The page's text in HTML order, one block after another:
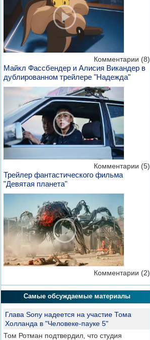
Комментарии (8)
Майкл Фассбендер и Алисия Викандер в
дублированном трейлере "Надежда"
Комментарии (5)
Трейлер фантастического фильма
"Девятая планета"
Комментарии (2)
Самые обсуждаемые материалы
Глава Sony надеется на участие Тома
Холланда в "Человеке-пауке 5"
Том Ротман подтвердил, что студия